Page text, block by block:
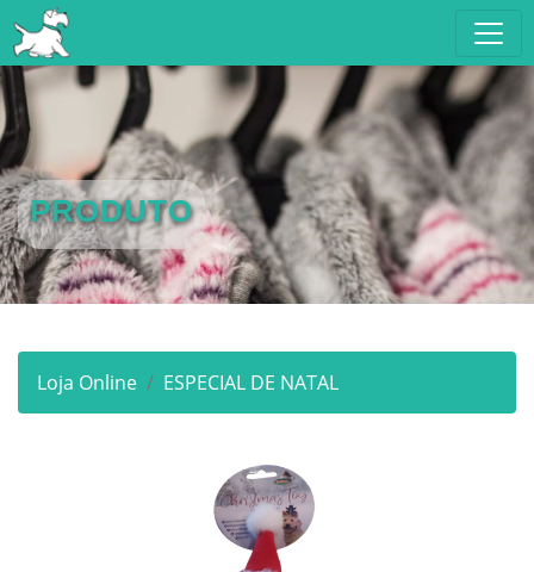
PRODUTO
Loja Online ESPECIAL DE NATAL